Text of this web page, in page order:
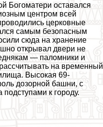
Богоматери оставался
центром всей
церковные
самым безопасным
сюда на хранение
открывал двери не
— паломники и
на временный
Высокая 69-
дозорной башни, с
к городу.